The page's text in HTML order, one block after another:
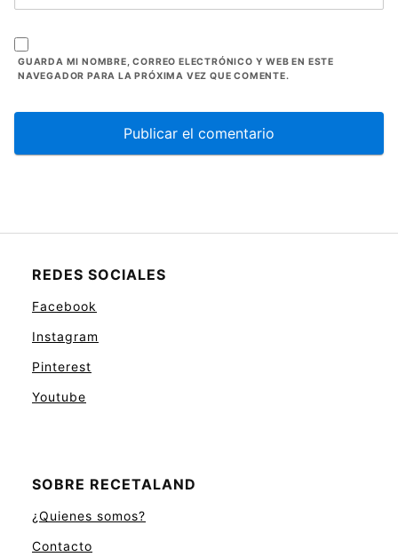
GUARDA MI NOMBRE, CORREO ELECTRÓNICO Y WEB EN ESTE
NAVEGADOR PARA LA PRÓXIMA VEZ QUE COMENTE.
REDES SOCIALES
Facebook
Instagram
Pinterest
Youtube
SOBRE RECETALAND
¿Quienes somos?
Contacto